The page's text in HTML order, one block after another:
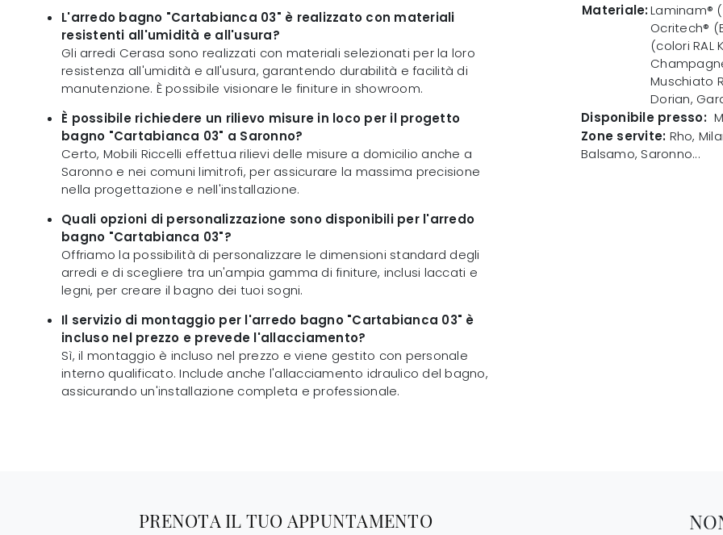
L'arredo bagno "Cartabianca 03" è realizzato con materiali
resistenti all'umidità e all'usura?
Gli arredi Cerasa sono realizzati con materiali selezionati per la loro
resistenza all'umidità e all'usura, garantendo durabilità e facilità di
manutenzione. È possibile visionare le finiture in showroom.
È possibile richiedere un rilievo misure in loco per il progetto
bagno "Cartabianca 03" a Saronno?
Certo, Mobili Riccelli effettua rilievi delle misure a domicilio anche a
Saronno e nei comuni limitrofi, per assicurare la massima precisione
nella progettazione e nell'installazione.
Quali opzioni di personalizzazione sono disponibili per l'arredo
bagno "Cartabianca 03"?
Offriamo la possibilità di personalizzare le dimensioni standard degli
arredi e di scegliere tra un'ampia gamma di finiture, inclusi laccati e
legni, per creare il bagno dei tuoi sogni.
Il servizio di montaggio per l'arredo bagno "Cartabianca 03" è
incluso nel prezzo e prevede l'allacciamento?
Sì, il montaggio è incluso nel prezzo e viene gestito con personale
interno qualificato. Include anche l'allacciamento idraulico del bagno,
assicurando un'installazione completa e professionale.
Materiale:Laminam®
Ocritech®
(colori RAL
Muschiato
Dorian,
Disponibile presso:
Zone servite: Rho,
Balsamo, Saronno...
PRENOTA IL TUO APPUNTAMENTO